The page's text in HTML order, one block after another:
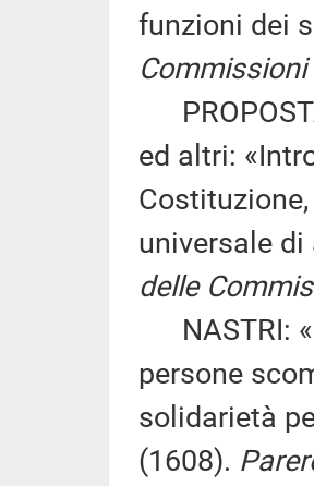
funzioni dei
Commissioni
ed altri:
universale
delle
NASTRI:
persone
solidarietà
(1608).